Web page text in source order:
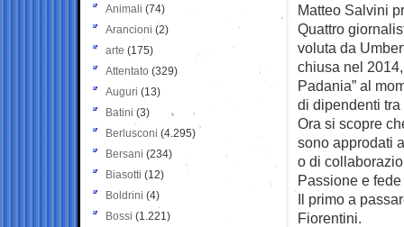
Matteo Salvini
Quattro
voluta da
chiusa nel
Padania” al
di dipendenti
Ora si scopre
sono approdati
o di
Passione e
Il primo a
Fiorentini.
Animali (74)
Arancioni (2)
arte (175)
Attentato (329)
Auguri (13)
Batini (3)
Berlusconi (4.295)
Bersani (234)
Biasotti (12)
Boldrini (4)
Bossi (1.221)